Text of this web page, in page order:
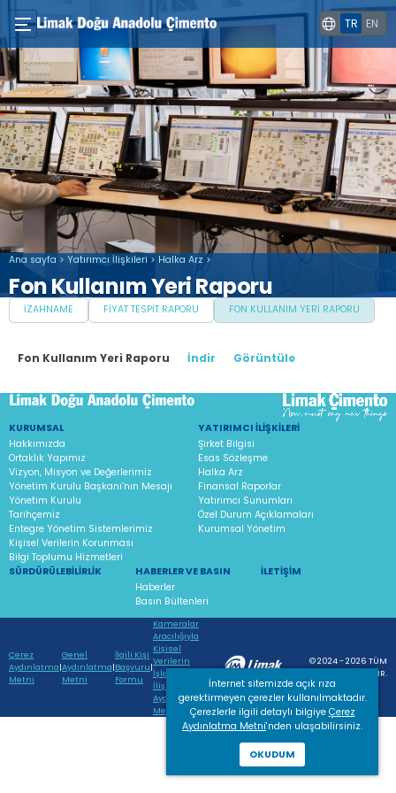
İnternet sitemizde açık rıza
gerektirmeyen çerezler kullanılmaktadır.
Çerezlerle ilgili detaylı bilgiye Çerez
Aydınlatma Metni'nden ulaşabilirsiniz.
OKUDUM
TR EN
Ana sayfa > Yatırımcı İlişkileri > Halka Arz >
Fon Kullanım Yeri Raporu
İZAHNAME FIYAT TESPIT RAPORU FON KULLANIM YERI RAPORU
Fon Kullanım Yeri Raporu İndir Görüntüle
KURUMSAL
Hakkımızda
Ortaklık Yapımız
Vizyon, Misyon ve Değerlerimiz
Yönetim Kurulu Başkanı’nın Mesajı
Yönetim Kurulu
Tarihçemiz
Entegre Yönetim Sistemlerimiz
Kişisel Verilerin Korunması
Bilgi Toplumu Hizmetleri
SÜRDÜRÜLEBILIRLIK
YATIRIMCI İLIŞKILERI
Şirket Bilgisi
Esas Sözleşme
Halka Arz
Finansal Raporlar
Yatırımcı Sunumları
Özel Durum Açıklamaları
Kurumsal Yönetim
HABERLER VE BASIN
Haberler
Basın Bültenleri
İLETIŞIM
Çerez
Aydınlatma
Metni
|
Genel
Aydınlatma
Metni
|
İlgili Kişi
Başvuru
Formu
|
Kameralar
Aracılığıyla
Kişisel
Verilerin
İşlenmesine
İlişkin
Aydınlatma
Metni
© 2024 - 2026 TÜM
HAKLARI SAKLIDIR.